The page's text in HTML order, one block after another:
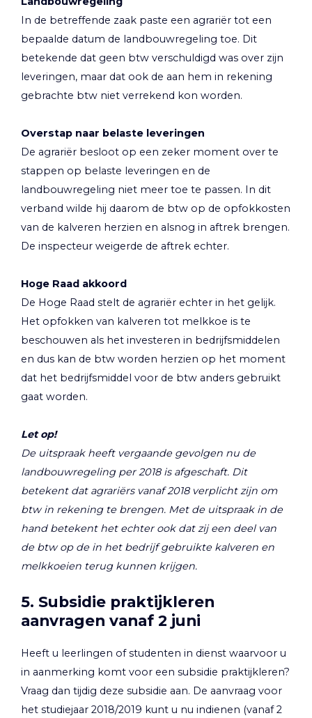
In de betreffende zaak paste een agrariër tot een
bepaalde datum de landbouwregeling toe. Dit
betekende dat geen btw verschuldigd was over zijn
leveringen, maar dat ook de aan hem in rekening
gebrachte btw niet verrekend kon worden.
Overstap naar belaste leveringen
De agrariër besloot op een zeker moment over te
stappen op belaste leveringen en de
landbouwregeling niet meer toe te passen. In dit
verband wilde hij daarom de btw op de opfokkosten
van de kalveren herzien en alsnog in aftrek brengen.
De inspecteur weigerde de aftrek echter.
Hoge Raad akkoord
De Hoge Raad stelt de agrariër echter in het gelijk.
Het opfokken van kalveren tot melkkoe is te
beschouwen als het investeren in bedrijfsmiddelen
en dus kan de btw worden herzien op het moment
dat het bedrijfsmiddel voor de btw anders gebruikt
gaat worden.
Let op!
De uitspraak heeft vergaande gevolgen nu de
landbouwregeling per 2018 is afgeschaft. Dit
betekent dat agrariërs vanaf 2018 verplicht zijn om
btw in rekening te brengen. Met de uitspraak in de
hand betekent het echter ook dat zij een deel van
de btw op de in het bedrijf gebruikte kalveren en
melkkoeien terug kunnen krijgen.
5. Subsidie praktijkleren
aanvragen vanaf 2 juni
Heeft u leerlingen of studenten in dienst waarvoor u
in aanmerking komt voor een subsidie praktijkleren?
Vraag dan tijdig deze subsidie aan. De aanvraag voor
het studiejaar 2018/2019 kunt u nu indienen (vanaf 2